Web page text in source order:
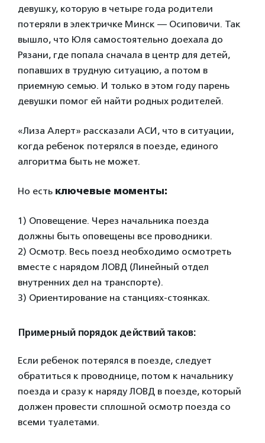
девушку, которую в четыре года родители
потеряли в электричке Минск — Осиповичи. Так
вышло, что Юля самостоятельно доехала до
Рязани, где попала сначала в центр для детей,
попавших в трудную ситуацию, а потом в
приемную семью. И только в этом году парень
девушки помог ей найти родных родителей.
«Лиза Алерт» рассказали АСИ, что в ситуации,
когда ребенок потерялся в поезде, единого
алгоритма быть не может.
Но есть ключевые моменты:
1) Оповещение. Через начальника поезда
должны быть оповещены все проводники.
2) Осмотр. Весь поезд необходимо осмотреть
вместе с нарядом ЛОВД (Линейный отдел
внутренних дел на транспорте).
3) Ориентирование на станциях-стоянках.
Примерный порядок действий таков:
Если ребенок потерялся в поезде, следует
обратиться к проводнице, потом к начальнику
поезда и сразу к наряду ЛОВД в поезде, который
должен провести сплошной осмотр поезда со
всеми туалетами.